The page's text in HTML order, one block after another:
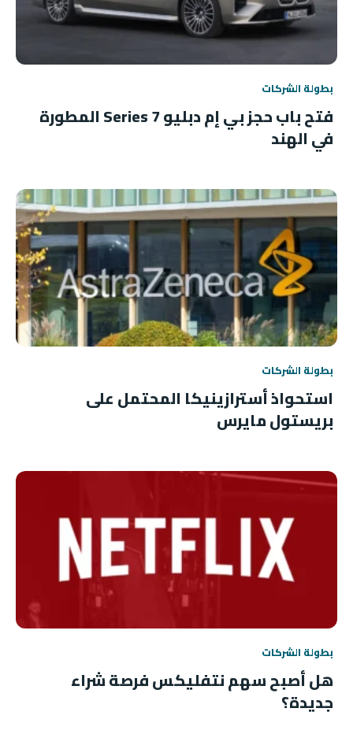
بطولة الشركات
فتح باب حجز بي إم دبليو 7 Series المطورة
في الهند
بطولة الشركات
استحواذ أسترازينيكا المحتمل على
بريستول مايرس
بطولة الشركات
هل أصبح سهم نتفليكس فرصة شراء
جديدة؟